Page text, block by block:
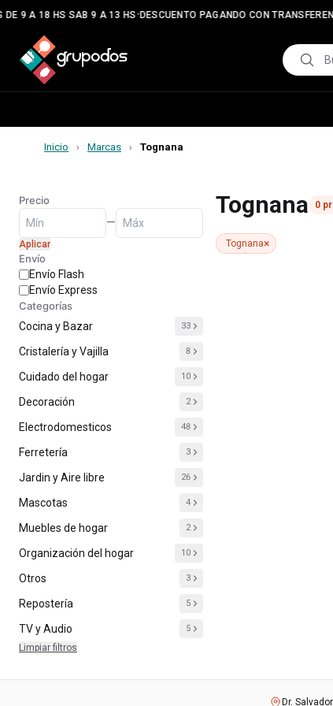
DE 9 A 18 HS SAB 9 A 13 HS•DESCUENTO PAGANDO CON
Inicio › Marcas › Tognana
Precio
—
Aplicar
Envío
Envío Flash
Envío Express
Categorías
Cocina y Bazar
33
Cristalería y Vajilla 8
Cuidado del hogar 10
Decoración 2
Electrodomesticos 48
Ferretería 3
Jardin y Aire libre 26
Mascotas 4
Muebles de hogar 2
Organización del hogar 10
Otros 3
Repostería 5
TV y Audio 5
Limpiar filtros
Tognana 0
Tognana×
Dr.